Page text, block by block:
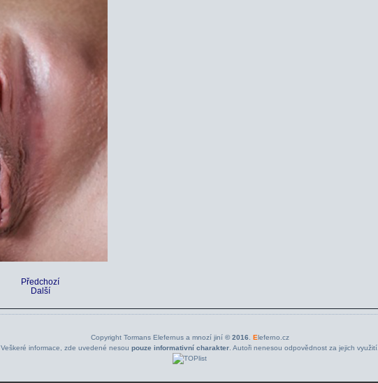
Předchozí
Další
Copyright Tormans Elefernus a mnozí jiní© 2016 Eleferno.cz
Veškeré informace, zde uvedené nesou pouze informativní charakter. Autoři nenesou odpovědnost za jejich využití.